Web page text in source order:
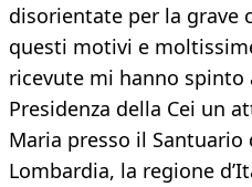
disorientate per la grave
questi motivi e
ricevute mi hanno spinto
Presidenza della Cei un
Maria presso il Santuario
Lombardia, la regione